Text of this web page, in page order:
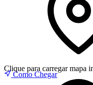
Clique para carregar mapa
Como Chegar